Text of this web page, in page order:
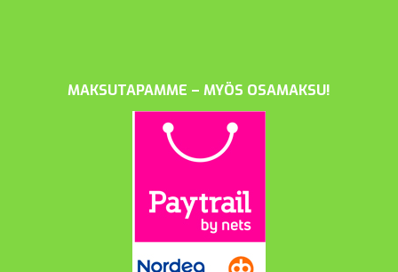
MAKSUTAPAMME – MYÖS OSAMAKSU!